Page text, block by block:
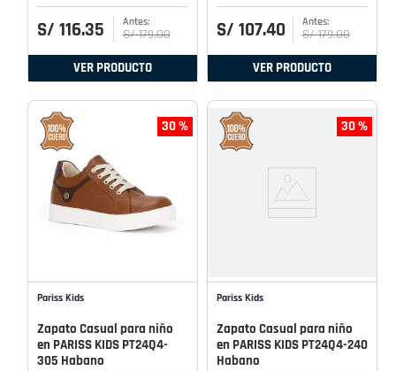
S/ 116.35 S/ 179.00
VER PRODUCTO
S/ 107.40 S/ 179.00
VER PRODUCTO
30 %
Pariss Kids
Zapato Casual para niño
en PARISS KIDS PT24Q4-
305 Habano
30 %
Pariss Kids
Zapato Casual para niño
en PARISS KIDS PT24Q4-240
Habano